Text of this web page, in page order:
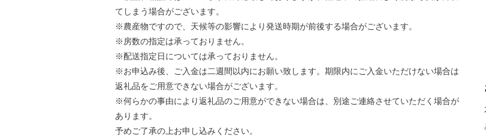
てしまう場合がございます。
※農産物ですので、天候等の影響により発送時期が前後する場合がございます。
※房数の指定は承っておりません。
※配送指定日については承っておりません。
※お申込み後、ご入金は二週間以内にお願い致します。期限内にご入金いただけない場合は
返礼品をご用意できない場合がございます。
※何らかの事由により返礼品のご用意ができない場合は、別途ご連絡させていただく場合が
あります。
予めご了承の上お申し込みください。